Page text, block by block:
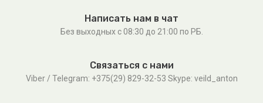
Написать нам в чат
Без выходных c 08:30 до 21:00 по РБ.
Связаться с нами
Viber / Telegram: +375(29) 829-32-53 Skype: veild_anton